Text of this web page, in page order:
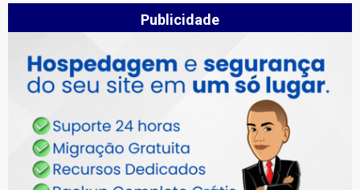
Publicidade